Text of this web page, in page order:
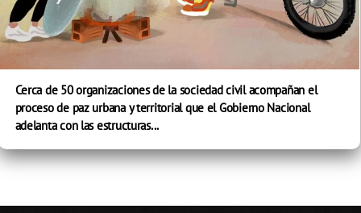
Cerca de 50 organizaciones de la sociedad civil acompañan el
proceso de paz urbana y territorial que el Gobierno Nacional
adelanta con las estructuras...